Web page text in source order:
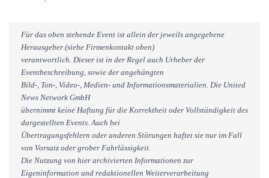
Für das oben stehende Event ist allein der jeweils angegebene
Herausgeber (siehe Firmenkontakt oben)
verantwortlich. Dieser ist in der Regel auch Urheber der
Eventbeschreibung, sowie der angehängten
Bild-, Ton-, Video-, Medien- und Informationsmaterialien. Die United
News Network GmbH
übernimmt keine Haftung für die Korrektheit oder Vollständigkeit des
dargestellten Events. Auch bei
Übertragungsfehlern oder anderen Störungen haftet sie nur im Fall
von Vorsatz oder grober Fahrlässigkeit.
Die Nutzung von hier archivierten Informationen zur
Eigeninformation und redaktionellen Weiterverarbeitung